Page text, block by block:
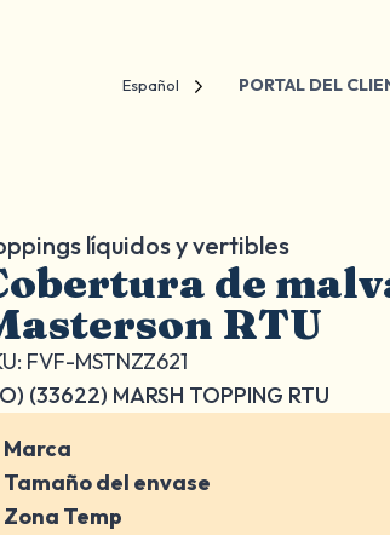
Español PORTAL DEL
líquidos y vertibles
de
RTU
FVF-MSTNZZ621
(33622) MARSH TOPPING RTU
Marca
Tamaño del envase
Zona Temp